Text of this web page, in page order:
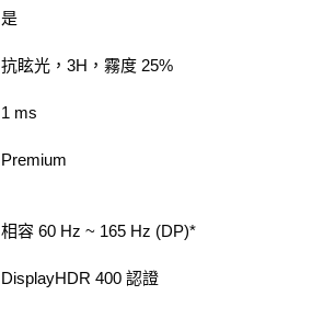
是
抗眩光，3H，霧度 25%
1 ms
Premium
相容 60 Hz ~ 165 Hz (DP)*
DisplayHDR 400 認證